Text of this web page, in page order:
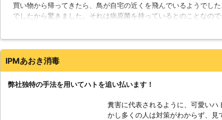
ってしまうのではないでしょうか
とそのニオイが生活スペースまで
買い物から帰ってきたら、鳥が自宅の近くを飛んでいるようでし
でしたから驚きました。それは病原菌を持っているとのことなの
静岡県 駿東郡長泉町
IPMあおき消毒
弊社独特の手法を用いてハトを追い払います！
糞害に代表されるように、可愛い
かし多くの人は対策がわからず、